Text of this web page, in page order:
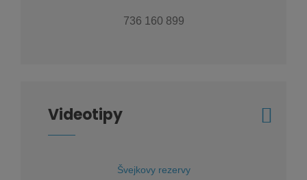
736 160 899
Videotipy
Švejkovy rezervy